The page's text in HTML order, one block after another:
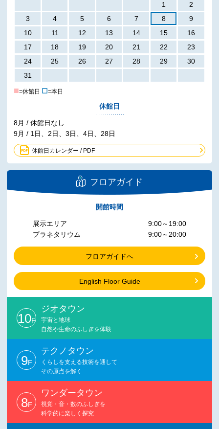
1
2
3
4 5 6 7 8
9
10
11 12 13 14 15
16
17
18 19 20 21 22
23
24
25 26 27 28 29
30
31
■=休館日 ☐=本日
休館日
8月 / 休館日なし
9月 / 1日、2日、3日、4日、28日
休館日カレンダー / PDF
フロアガイド
開館時間
展示エリア
プラネタリウム
9:00～19:00
9:00～20:00
フロアガイドへ
English Floor Guide
10F
ジオタウン
宇宙と地球
自然や生命のふしぎを体験
9F
テクノタウン
くらしを支える技術を通して
その原点を解く
8F
ワンダータウン
視覚・音・数のふしぎを
科学的に楽しく探究